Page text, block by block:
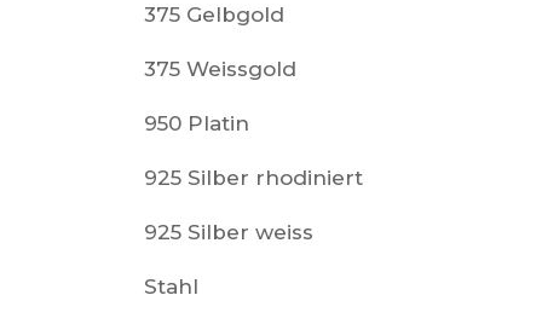
375 Gelbgold
375 Weissgold
950 Platin
925 Silber rhodiniert
925 Silber weiss
Stahl